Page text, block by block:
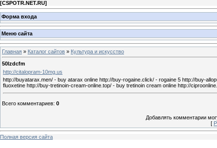
[CSPOTR.NET.RU]
Форма входа
Меню сайта
Главная » Каталог сайтов » Культура и искусство
50lzdcfm
http://citalopram-10mg.us
http://buyatarax.men/ - buy atarax online http://buy-rogaine.click/ - rogaine 5 http://buy-
fluoxetine http://buy-tretinoin-cream-online.top/ - buy tretinoin cream online http://
Всего комментариев: 0
Добавлять комментарии
[
Полная версия сайта